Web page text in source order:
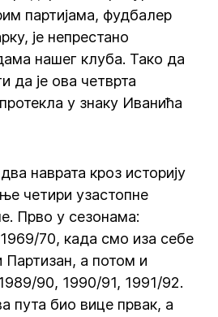
партијама, фудбалер
је непрестано
нашег клуба. Тако да
да је ова четврта
у знаку Иванића
наврата кроз историју
четири узастопне
Прво у сезонама:
70, када смо иза себе
Партизан, а потом и
90, 1990/91, 1991/92.
пута био вице првак, а